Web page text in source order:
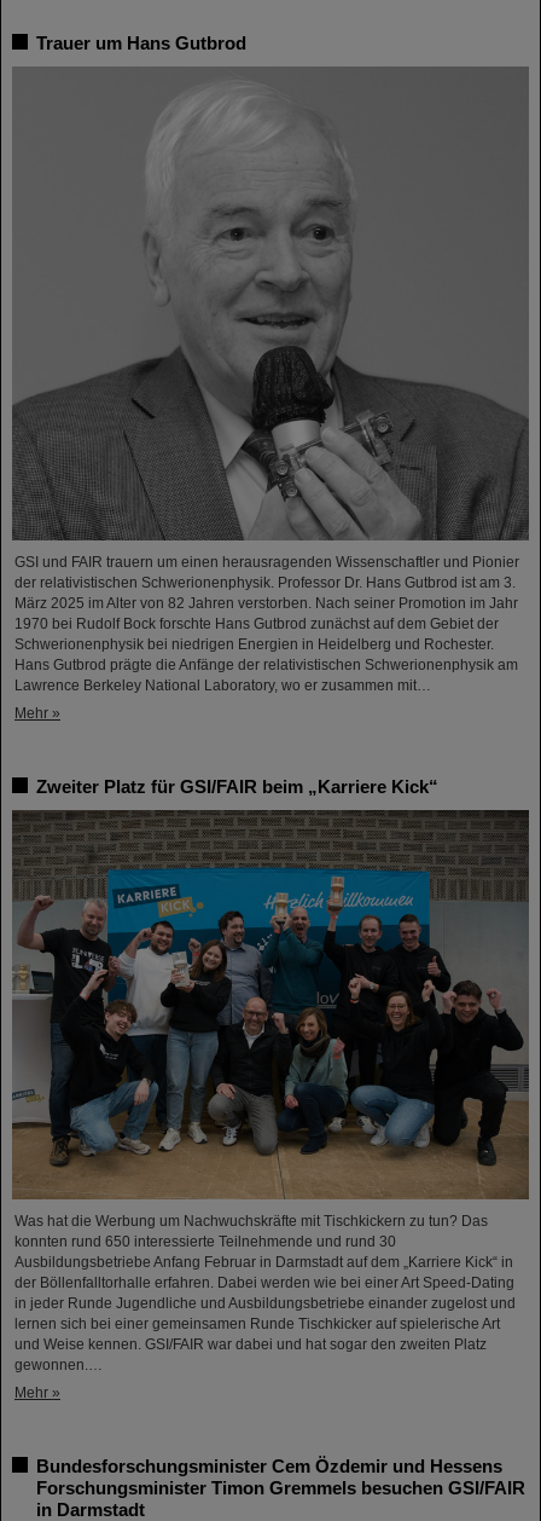
Trauer um Hans Gutbrod
GSI und FAIR trauern um einen herausragenden Wissenschaftler und Pionier
der relativistischen Schwerionenphysik. Professor Dr. Hans Gutbrod ist am 3.
März 2025 im Alter von 82 Jahren verstorben. Nach seiner Promotion im Jahr
1970 bei Rudolf Bock forschte Hans Gutbrod zunächst auf dem Gebiet der
Schwerionenphysik bei niedrigen Energien in Heidelberg und Rochester.
Hans Gutbrod prägte die Anfänge der relativistischen Schwerionenphysik am
Lawrence Berkeley National Laboratory, wo er zusammen mit…
Mehr »
Zweiter Platz für GSI/FAIR beim „Karriere Kick“
Was hat die Werbung um Nachwuchskräfte mit Tischkickern zu tun? Das
konnten rund 650 interessierte Teilnehmende und rund 30
Ausbildungsbetriebe Anfang Februar in Darmstadt auf dem „Karriere Kick“ in
der Böllenfalltorhalle erfahren. Dabei werden wie bei einer Art Speed-Dating
in jeder Runde Jugendliche und Ausbildungsbetriebe einander zugelost und
lernen sich bei einer gemeinsamen Runde Tischkicker auf spielerische Art
und Weise kennen. GSI/FAIR war dabei und hat sogar den zweiten Platz
gewonnen.…
Mehr »
Bundesforschungsminister Cem Özdemir und Hessens
Forschungsminister Timon Gremmels besuchen GSI/FAIR
in Darmstadt